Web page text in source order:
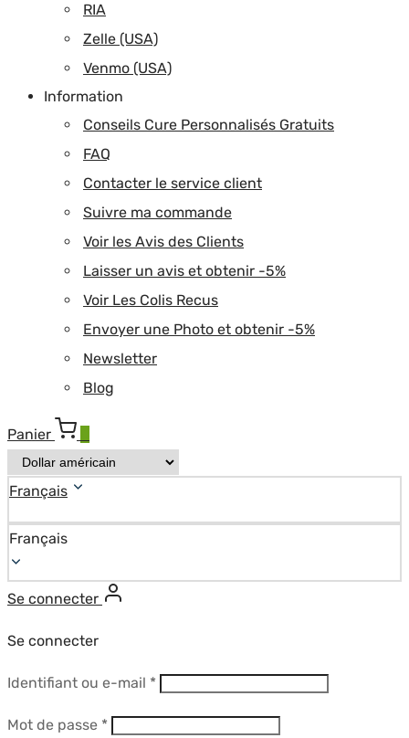
RIA
Zelle (USA)
Venmo (USA)
Information
Conseils Cure Personnalisés Gratuits
FAQ
Contacter le service client
Suivre ma commande
Voir les Avis des Clients
Laisser un avis et obtenir -5%
Voir Les Colis Recus
Envoyer une Photo et obtenir -5%
Newsletter
Blog
Panier
Français
Français
Se connecter
Se connecter
Identifiant ou e-mail *Obligatoire
Mot de passe *Obligatoire